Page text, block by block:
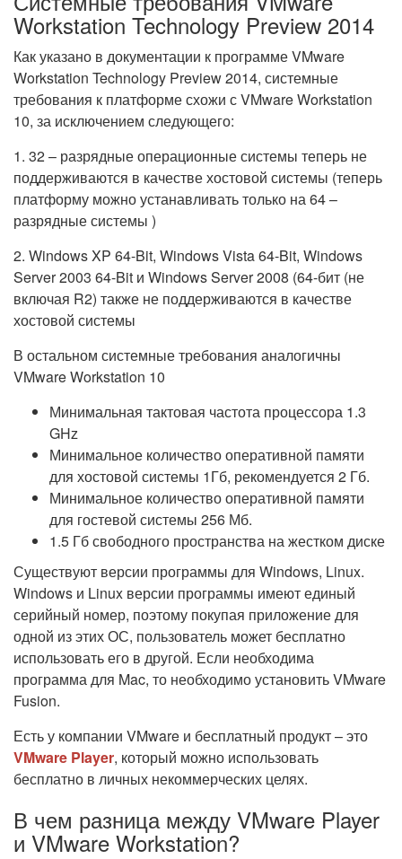
Workstation Technology Preview 2014
Как указано в документации к программе VMware
Workstation Technology Preview 2014, системные
требования к платформе схожи с VMware Workstation
10, за исключением следующего:
1. 32 – разрядные операционные системы теперь не
поддерживаются в качестве хостовой системы (теперь
платформу можно устанавливать только на 64 –
разрядные системы )
2. Windows XP 64-Bit, Windows Vista 64-Bit, Windows
Server 2003 64-Bit и Windows Server 2008 (64-бит (не
включая R2) также не поддерживаются в качестве
хостовой системы
В остальном системные требования аналогичны
VMware Workstation 10
Минимальная тактовая частота процессора 1.3
GHz
Минимальное количество оперативной памяти
для хостовой системы 1Гб, рекомендуется 2 Гб.
Минимальное количество оперативной памяти
для гостевой системы 256 Мб.
1.5 Гб свободного пространства на жестком диске
Существуют версии программы для Windows, Linux.
Windows и Linux версии программы имеют единый
серийный номер, поэтому покупая приложение для
одной из этих ОС, пользователь может бесплатно
использовать его в другой. Если необходима
программа для Mac, то необходимо установить VMware
Fusion.
Есть у компании VMware и бесплатный продукт – это
VMware Player, который можно использовать
бесплатно в личных некоммерческих целях.
В чем разница между VMware Player
и VMware Workstation?